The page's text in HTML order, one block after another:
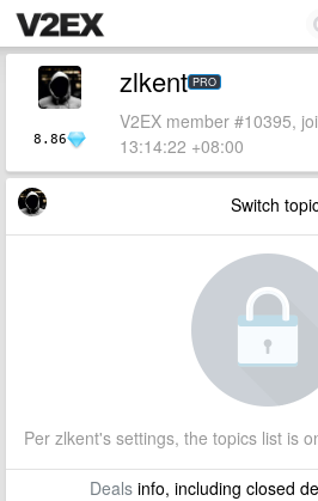
8.86
zlkent PRO
V2EX member #10395,
13:14:22 +08:00
Switch
Per zlkent's settings, the topics list is
Dealsinfo, including closed